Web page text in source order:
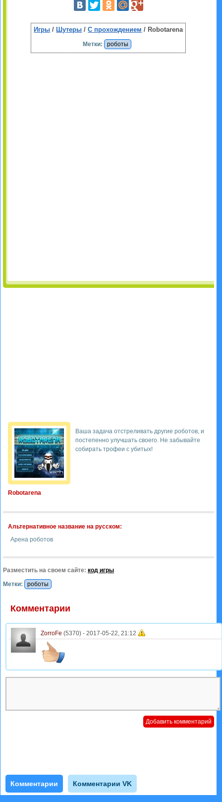
Игры / Шутеры /С прохождением / Robotarena
Метки: роботы
Robotarena
Ваша задача отстреливать другие роботов, и
постепенно улучшать своего. Не забывайте
собирать трофеи с убитых!
Альтернативное название на русском:
Арена роботов
Разместить на своем сайте: код игры
Метки:
роботы
Комментарии
ZorroFe (5370) - 2017-05-22, 21:12
Комментарии Комментарии VK